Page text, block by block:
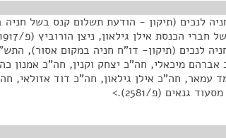
לנכים (תיקון - הודעת תשלום קנס בשל
אברהם מיכאלי, חה"כ יצחק וקנין, חה"כ אמנון
עמאר, חה"כ אילן גילאון, חה"כ דוד אזולאי,
גנאים (פ/2581).>